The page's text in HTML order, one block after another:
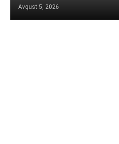
Avqust 5, 2026